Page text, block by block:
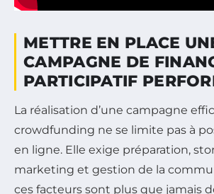
METTRE EN PLACE
CAMPAGNE DE
PARTICIPATIF
La réalisation d’une campagne
crowdfunding ne se limite pas à
en ligne. Elle exige préparation,
marketing et gestion de la
ces facteurs sont plus que jamais